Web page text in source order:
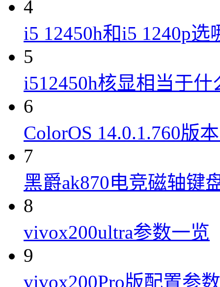
4
i5 12450h和i5 1240p选
5
i512450h核显相当于什
6
ColorOS 14.0.1.760版
7
黑爵ak870电竞磁轴键
8
vivox200ultra参数一览
9
vivox200Pro版配置参数